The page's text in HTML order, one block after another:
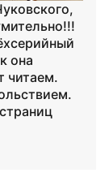
она
читаем.